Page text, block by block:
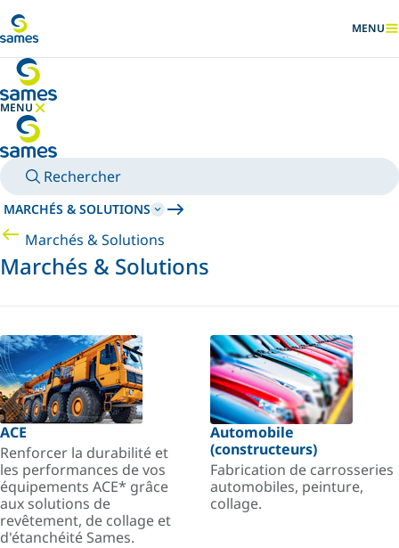
MENU
MENU
MASQUER LE MENU
Rechercher
MARCHÉS & SOLUTIONS
Marchés & Solutions
Marchés & Solutions
ACE
Renforcer la durabilité et
les performances de vos
équipements ACE* grâce
aux solutions de
revêtement, de collage et
d'étanchéité Sames.
Automobile
(constructeurs)
Fabrication de carrosseries
automobiles, peinture,
collage.